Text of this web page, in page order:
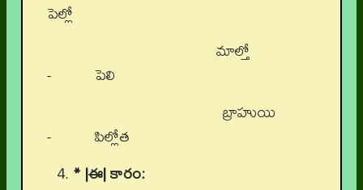
పెల్లో
మాల్తో
- పెలి
బ్రాహుయి
- పిల్లోత
* |ఈ| కారం: